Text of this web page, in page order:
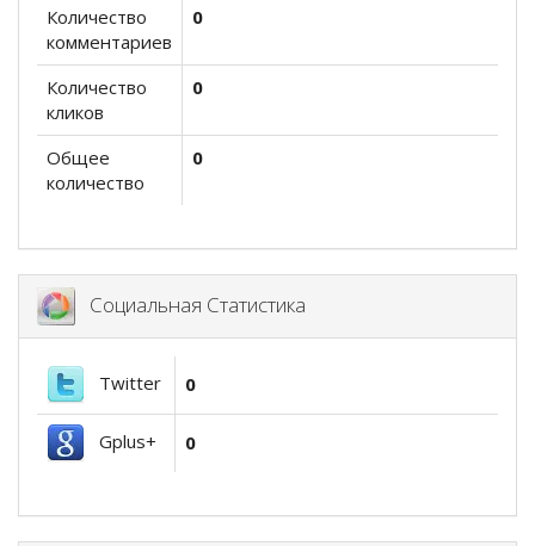
Количество
комментариев
0
Количество
кликов
0
Общее
количество
0
Социальная Статистика
Twitter 0
Gplus+ 0